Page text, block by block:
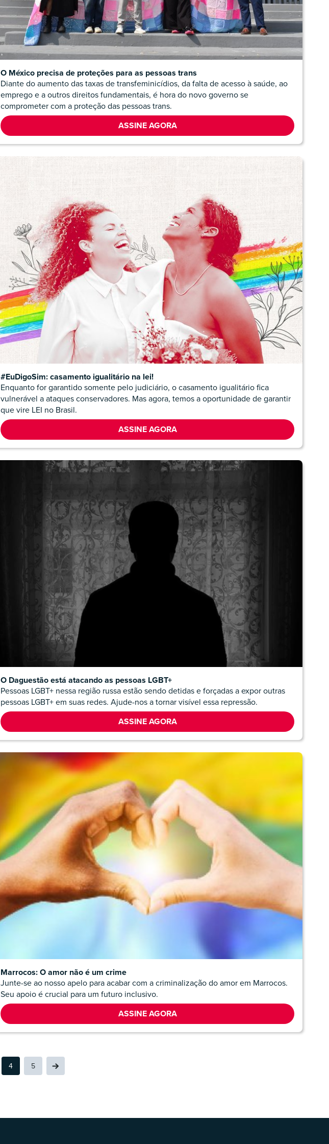
O México precisa de proteções para as pessoas trans
Diante do aumento das taxas de transfeminicídios, da falta de acesso à saúde, ao
emprego e a outros direitos fundamentais, é hora do novo governo se
comprometer com a proteção das pessoas trans.
ASSINE AGORA
#EuDigoSim: casamento igualitário na lei!
Enquanto for garantido somente pelo judiciário, o casamento igualitário fica
vulnerável a ataques conservadores. Mas agora, temos a oportunidade de garantir
que vire LEI no Brasil.
ASSINE AGORA
O Daguestão está atacando as pessoas LGBT+
Pessoas LGBT+ nessa região russa estão sendo detidas e forçadas a expor outras
pessoas LGBT+ em suas redes. Ajude-nos a tornar visível essa repressão.
ASSINE AGORA
Marrocos: O amor não é um crime
Junte-se ao nosso apelo para acabar com a criminalização do amor em Marrocos.
Seu apoio é crucial para um futuro inclusivo.
ASSINE AGORA
4(CURRENT)
5 NEXT